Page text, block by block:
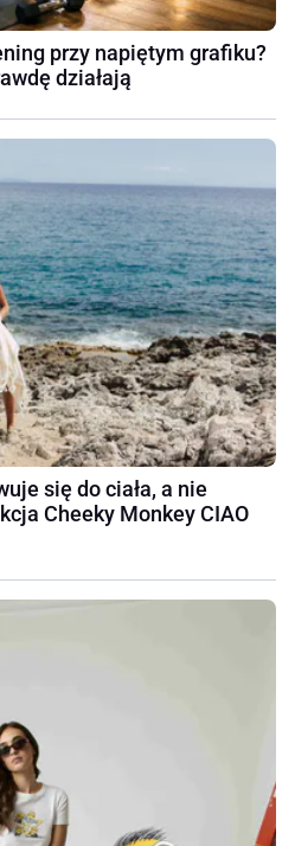
przy napiętym grafiku?
działają
się do ciała, a nie
Cheeky Monkey CIAO